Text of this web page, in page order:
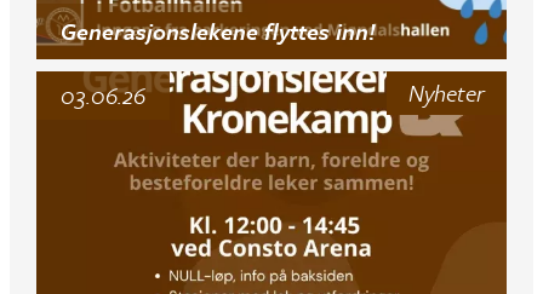
Generasjonslekene flyttes inn!
Nyheter
03.06.26